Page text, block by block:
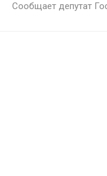
Сообщает депутат